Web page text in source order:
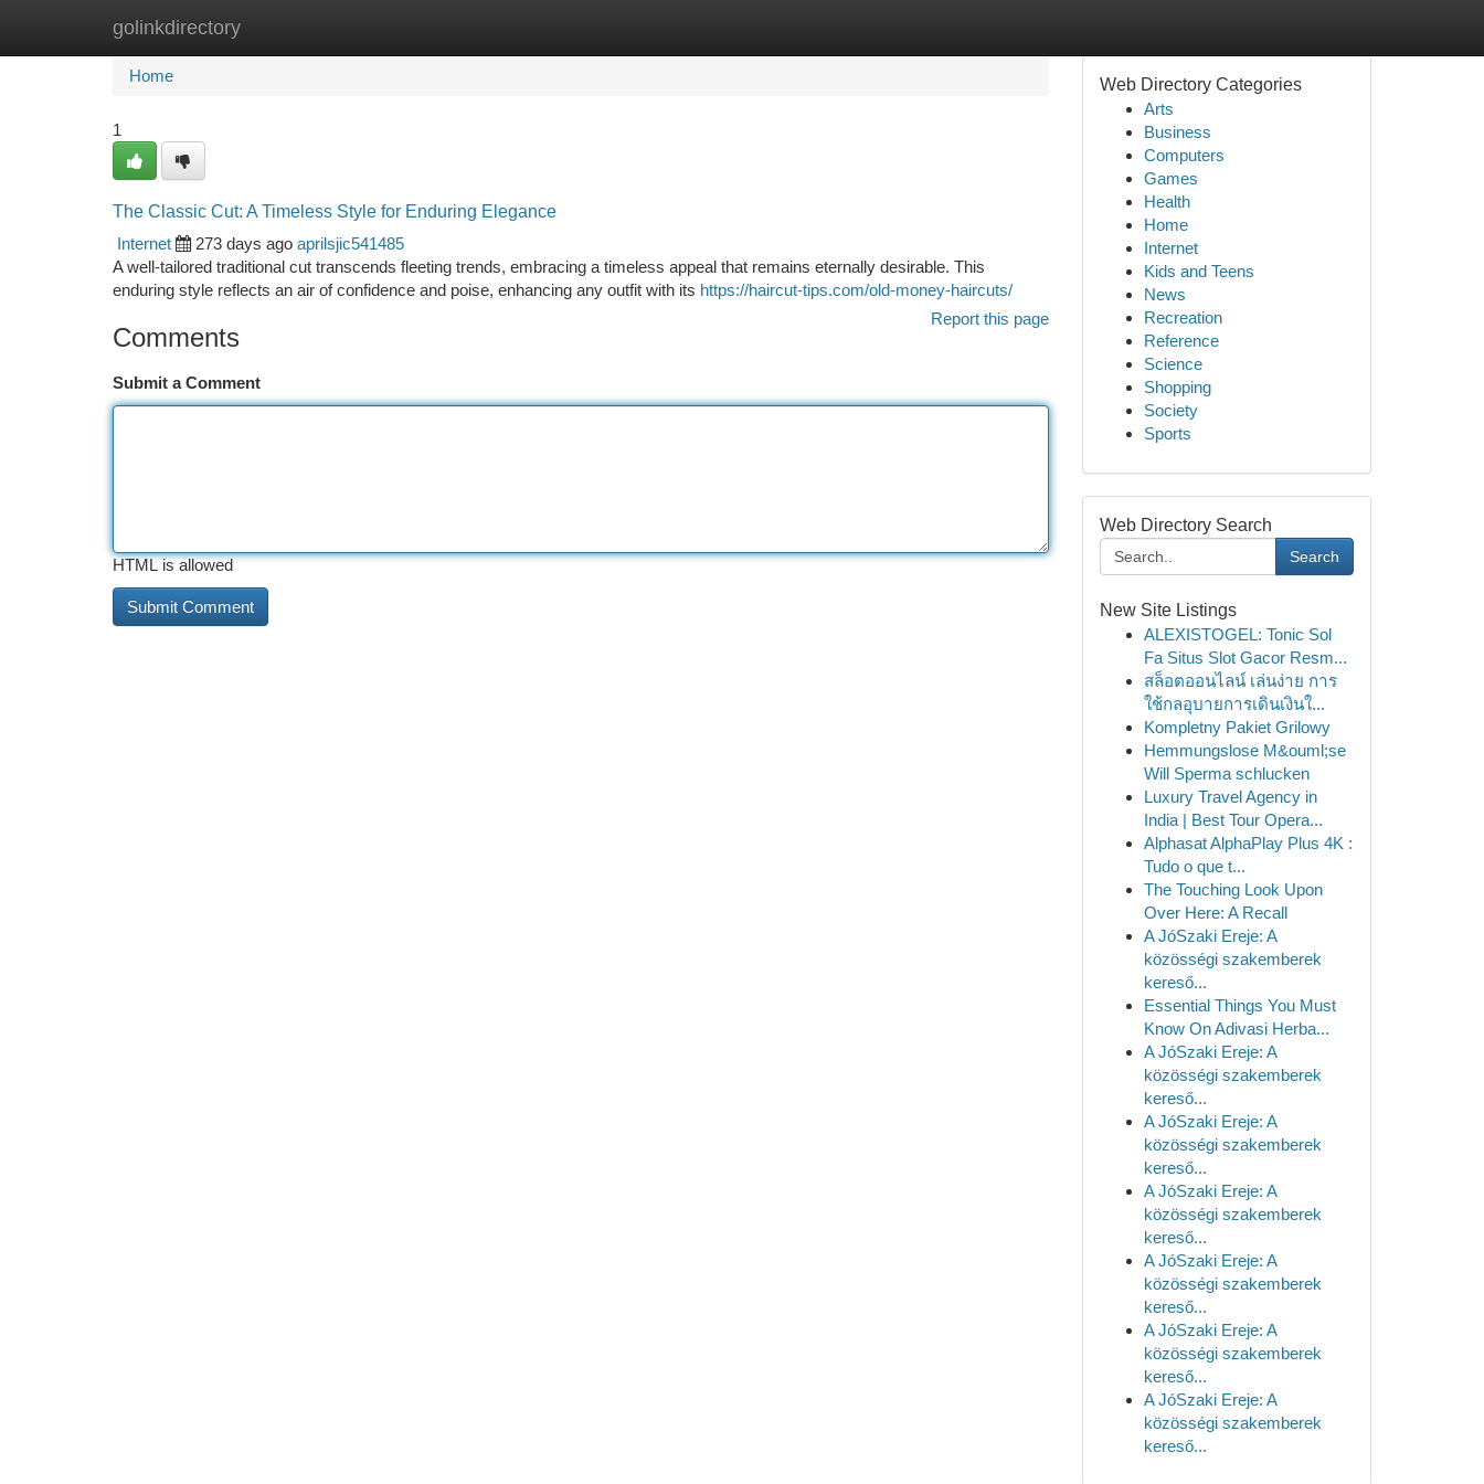
golinkdirectory
Home New Site Listings
Home
1
The Classic Cut: A Timeless Style for Enduring Elegance
Internet
273 days ago aprilsjic541485
A well-tailored traditional cut transcends fleeting trends, embracing a timeless appeal that remains eternally desirable. This
enduring style reflects an air of confidence and poise, enhancing any outfit with its https://haircut-tips.com/old-money-haircuts/
Report this page
Comments
Submit a Comment
HTML is allowed
Web Directory Categories
Arts
Business
Computers
Games
Health
Home
Internet
Kids and Teens
News
Recreation
Reference
Science
Shopping
Society
Sports
Web Directory Search
Search
New Site Listings
ALEXISTOGEL: Tonic Sol
Fa Situs Slot Gacor Resm...
สล็อตออนไลน์ เล่นง่าย การ
ใช้กลอุบายการเดินเงินใ...
Kompletny Pakiet Grilowy
Hemmungslose M&ouml;se
Will Sperma schlucken
Luxury Travel Agency in
India | Best Tour Opera...
Alphasat AlphaPlay Plus 4K :
Tudo o que t...
The Touching Look Upon
Over Here: A Recall
A JóSzaki Ereje: A
közösségi szakemberek
kereső...
Essential Things You Must
Know On Adivasi Herba...
A JóSzaki Ereje: A
közösségi szakemberek
kereső...
A JóSzaki Ereje: A
közösségi szakemberek
kereső...
A JóSzaki Ereje: A
közösségi szakemberek
kereső...
A JóSzaki Ereje: A
közösségi szakemberek
kereső...
A JóSzaki Ereje: A
közösségi szakemberek
kereső...
A JóSzaki Ereje: A
közösségi szakemberek
kereső...